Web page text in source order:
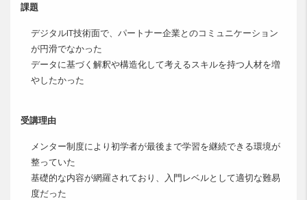
課題
デジタルIT技術面で、パートナー企業とのコミュニケーション
が円滑でなかった
データに基づく解釈や構造化して考えるスキルを持つ人材を増
やしたかった
受講理由
メンター制度により初学者が最後まで学習を継続できる環境が
整っていた
基礎的な内容が網羅されており、入門レベルとして適切な難易
度だった